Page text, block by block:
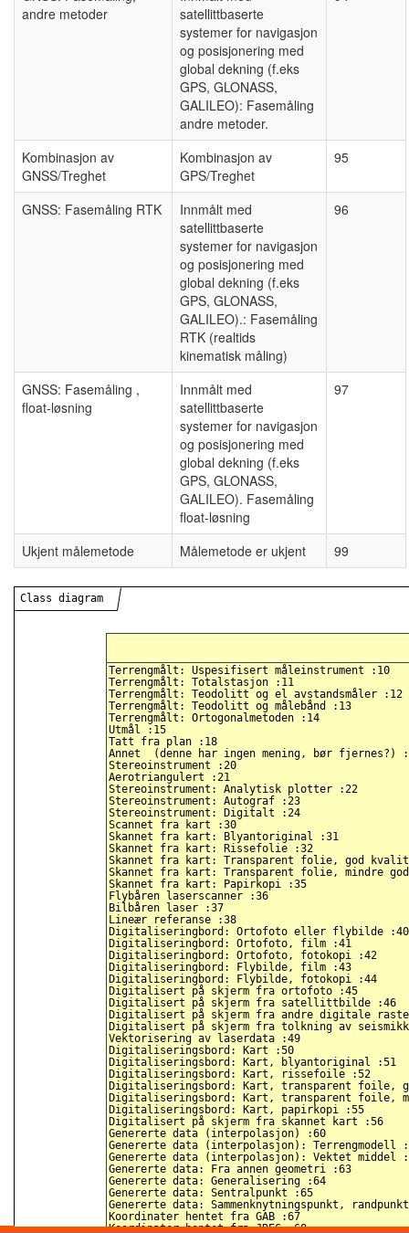
andre metoder
satellittbaserte
systemer for navigasjon
og posisjonering med
global dekning (f.eks
GPS, GLONASS,
GALILEO): Fasemåling
andre metoder.
Kombinasjon av
GNSS/Treghet
Kombinasjon av
GPS/Treghet
95
GNSS: Fasemåling RTK
Innmålt med
satellittbaserte
systemer for navigasjon
og posisjonering med
global dekning (f.eks
GPS, GLONASS,
GALILEO).: Fasemåling
RTK (realtids
kinematisk måling)
96
GNSS: Fasemåling ,
float-løsning
Innmålt med
satellittbaserte
systemer for navigasjon
og posisjonering med
global dekning (f.eks
GPS, GLONASS,
GALILEO). Fasemåling
float-løsning
97
Ukjent målemetode Målemetode er ukjent 99